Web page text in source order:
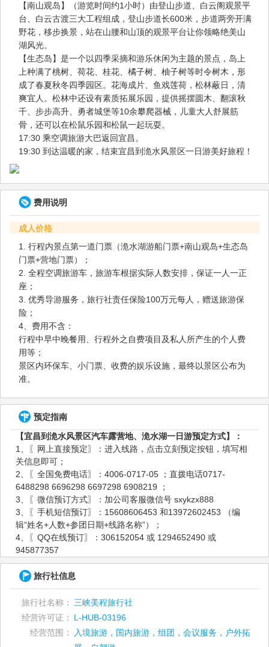
【南山观岛】（游览时间约1小时）由登山步道、白云阁观景平
台、白云古渡三大工程组成，登山步道长600米，步道两旁开满
野花，移步换景，站在山腰和山顶的观景平台让你领略绝美山
湖风光。
【生态岛】是一个以四季采摘和游乐休闲为主题的景点，岛上
上种满了桃树、荷花、桂花、橘子树、柚子树等时令树木，形
成了春夏秋冬四季园区。花海成片、鱼戏莲荷，松林蔽日，清
爽宜人。松林中还设有素质拓展乐园，提供摇摆圆木、翻滚秋
千、步步高升、勇者城堡等10余攀爬器械，儿童大人舒展筋
骨，还可以在松鼠乐园和松鼠一起玩耍。
17:30 乘空调旅游大巴返回宜昌。
19:30 到达温暖的家，结束宜昌到洈水风景区一日游美好旅程！
费用说明
成人价格
1. 行程内景点第一道门票（洈水湖游船门票+南山观岛+生态岛
门票+营地门票）；
2. 全程空调旅游车，旅游车根据实际人数安排，保证一人一正
座；
3. 优秀导游服务，旅行社责任保险100万元每人，赠送旅游保
险；
4、费用不含：
行程中早中晚餐用、行程外之自费项目及私人所产生的个人费
用等；
景区内环保车、小门票、收费的娱乐设施，最终以景区公布为
准。
预定指南
【宜昌到洈水风景区汽车露营地、洈水湖一日游预定方式】：
1、〖网上直接预定〗：进入线路，点击立刻预定按钮，填写相
关信息即可；
2、〖全国免费电话〗：4006-0717-05 ；直拨电话0717-
6488298 6696298 6697298 6908219 ；
3、〖微信预订方式〗：加公司客服微信号 sxykzx888
3、〖手机短信预订〗：15608606453 和13972602453 （编
辑“姓名+人数+参团日期+线路名称”）；
4、〖QQ在线预订〗：306152054 或 1294652490 或
945877357
旅行社信息
旅行社名称：
三峡美程旅行社
经营许可证：
L-HUB-03196
经营范围：
入境旅游，国内旅游，组团，会议服务，户外拓